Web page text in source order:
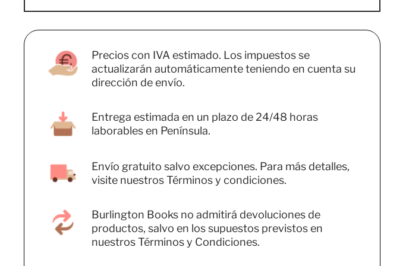
Precios con IVA estimado. Los impuestos se
actualizarán automáticamente teniendo en cuenta su
dirección de envío.
Entrega estimada en un plazo de 24/48 horas
laborables en Península.
Envío gratuito salvo excepciones. Para más detalles,
visite nuestros Términos y condiciones.
Burlington Books no admitirá devoluciones de
productos, salvo en los supuestos previstos en
nuestros Términos y Condiciones.